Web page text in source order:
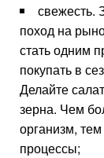
свежесть.
поход на
стать одним
покупать в
Делайте
зерна. Чем
организм,
процессы;